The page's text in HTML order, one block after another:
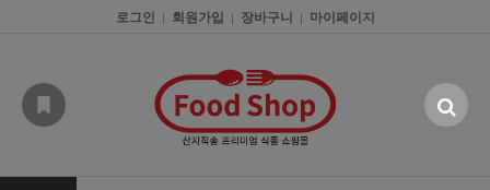
로그인 | 회원가입 | 장바구니 | 마이페이지